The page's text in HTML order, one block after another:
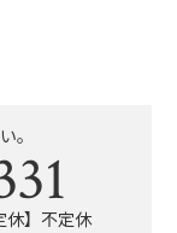
。
休】不定休